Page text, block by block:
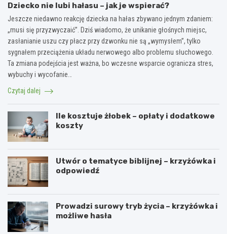
Dziecko nie lubi hałasu – jak je wspierać?
Jeszcze niedawno reakcję dziecka na hałas zbywano jednym zdaniem:
„musi się przyzwyczaić”. Dziś wiadomo, że unikanie głośnych miejsc,
zasłanianie uszu czy płacz przy dzwonku nie są „wymysłem”, tylko
sygnałem przeciążenia układu nerwowego albo problemu słuchowego.
Ta zmiana podejścia jest ważna, bo wczesne wsparcie ogranicza stres,
wybuchy i wycofanie…
Czytaj dalej
Ile kosztuje żłobek – opłaty i dodatkowe
koszty
Utwór o tematyce biblijnej – krzyżówka i
odpowiedź
Prowadzi surowy tryb życia – krzyżówka i
możliwe hasła